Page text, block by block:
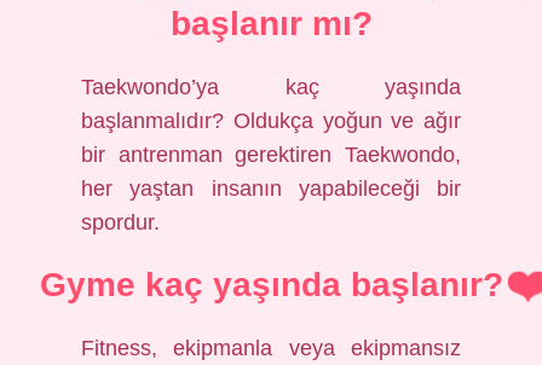
başlanır mı?
Taekwondo’ya kaç yaşında
başlanmalıdır? Oldukça yoğun ve ağır
bir antrenman gerektiren Taekwondo,
her yaştan insanın yapabileceği bir
spordur.
Gyme kaç yaşında başlanır?
Fitness, ekipmanla veya ekipmansız